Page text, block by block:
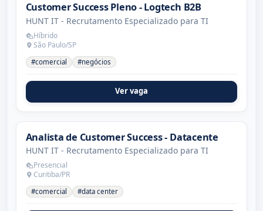
Customer Success Pleno - Logtech B2B
HUNT IT - Recrutamento Especializado para TI
Híbrido
São Paulo/SP
#comercial #negócios
Ver vaga
Analista de Customer Success - Datacente
HUNT IT - Recrutamento Especializado para TI
Presencial
Curitiba/PR
#comercial #data center